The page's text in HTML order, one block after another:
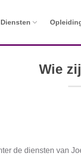
Diensten
Wie
de diensten van